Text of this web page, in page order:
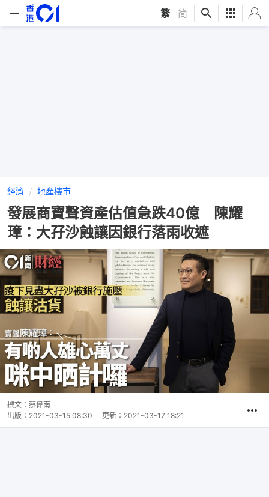
繁 简
經濟 地產樓市
發展商寶聲資產估值急跌40億 陳耀
璋：大孖沙蝕讓因銀行落雨收遮
撰文： 蔡偉南
出版： 2021-03-15 08:30 更新： 2021-03-17 18:21